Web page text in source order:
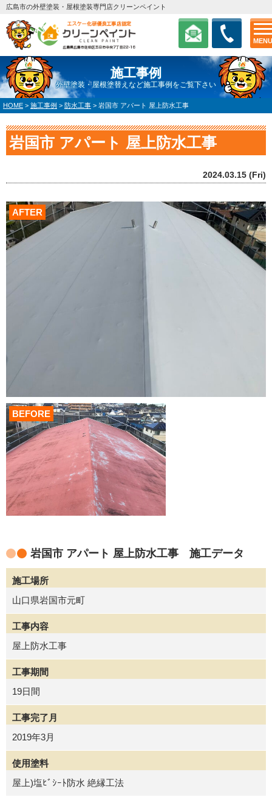
MENU
広島市の外壁塗装・屋根塗装専門店クリーンペイント
施工事例
外壁塗装・屋根塗替えなど施工事例をご覧下さい
HOME > 施工事例 > 防水工事 > 岩国市 アパート 屋上防水工事
岩国市 アパート 屋上防水工事
2024.03.15 (Fri)
AFTER
BEFORE
岩国市 アパート 屋上防水工事 施工データ
施工場所
山口県岩国市元町
工事内容
屋上防水工事
工事期間
19日間
工事完了月
2019年3月
使用塗料
屋上)塩ﾋﾞｼｰﾄ防水 絶縁工法